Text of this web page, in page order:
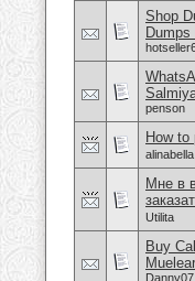
Shop
Dumps
penson
How
alinabella
Мне в
Utilita
Buy
Danny07